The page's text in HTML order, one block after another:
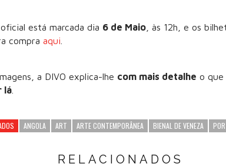
está marcada dia 6 de Maio , às 12h, e os
compra aqui
a DIVO explica-lhe com mais detalhe o que
lá
ANGOLA ART ARTE CONTEMPORÂNEA BIENAL DE VENEZA
RELACIONADOS